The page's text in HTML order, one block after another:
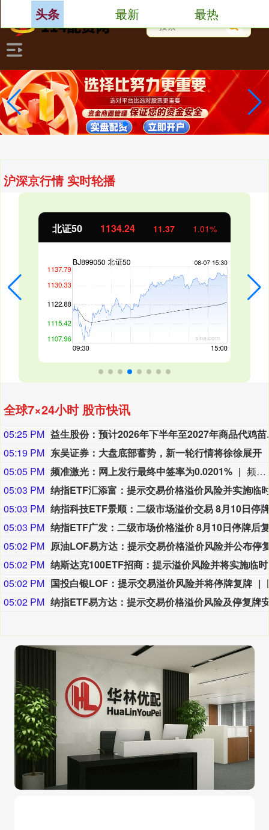
沪深京行情 实时轮播
北证50 1134.24 11.37 1.01%
全球7×24小时 股市快讯
05:25 PM
益生股
05:19 PM 东吴证券：大盘底部蓄势，新一轮行情将徐徐展开
05:05 PM 频准激光：网上发行最终中签率为0.0201%
频准激光8月9日公告，回拨机制启动后，网上发行最终中签率为0.0201%。
05:03 PM
05:03 PM
05:03 PM
05:02 PM
05:02 PM
纳斯
05:02 PM 国投白银LOF：提示交易溢价风险并将停牌复牌
05:02 PM
头条 最新 最热